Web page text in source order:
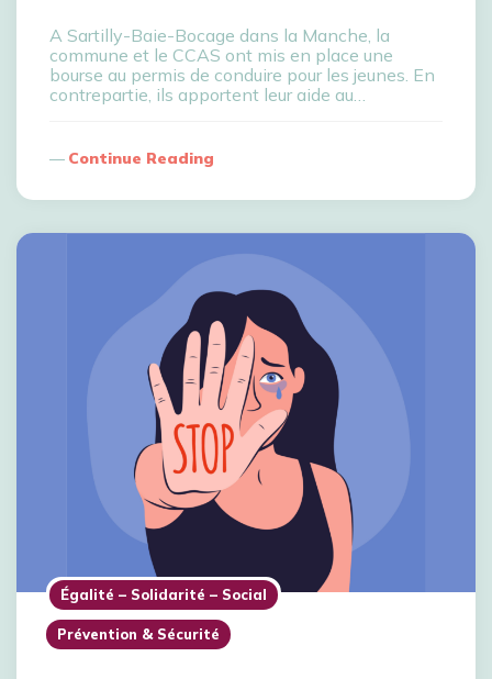
A Sartilly-Baie-Bocage dans la Manche, la
commune et le CCAS ont mis en place une
bourse au permis de conduire pour les jeunes. En
contrepartie, ils apportent leur aide au…
Continue Reading
Égalité – Solidarité – Social
Prévention & Sécurité